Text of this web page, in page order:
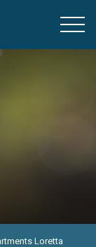
Loretta